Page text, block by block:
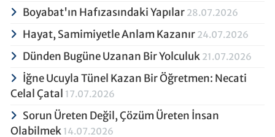
Boyabat'ın Hafızasındaki Yapılar 28.07.2026
Hayat, Samimiyetle Anlam Kazanır 24.07.2026
Dünden Bugüne Uzanan Bir Yolculuk 21.07.2026
İğne Ucuyla Tünel Kazan Bir Öğretmen: Necati
Celal Çatal 17.07.2026
Sorun Üreten Değil, Çözüm Üreten İnsan
Olabilmek 14.07.2026